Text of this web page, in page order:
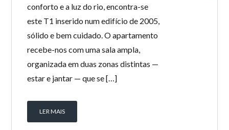
conforto e a luz do rio, encontra-se
este T1 inserido num edifício de 2005,
sólido e bem cuidado. O apartamento
recebe-nos com uma sala ampla,
organizada em duas zonas distintas —
estar e jantar — que se […]
LER MAIS